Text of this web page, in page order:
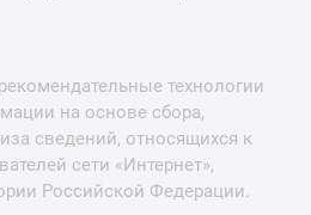
технологии
на основе сбора,
сведений, относящихся к
сети «Интернет»,
Российской Федерации.